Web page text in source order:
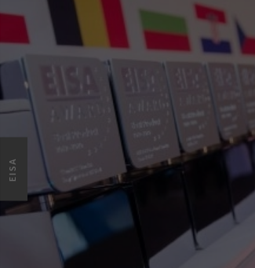
EISA